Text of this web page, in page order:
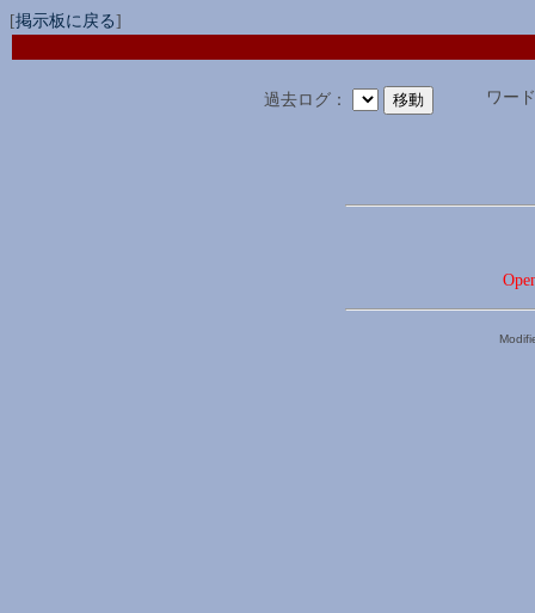
[掲示板に戻る]
過去ログ： ワー